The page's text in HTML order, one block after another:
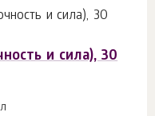
и сила), 30